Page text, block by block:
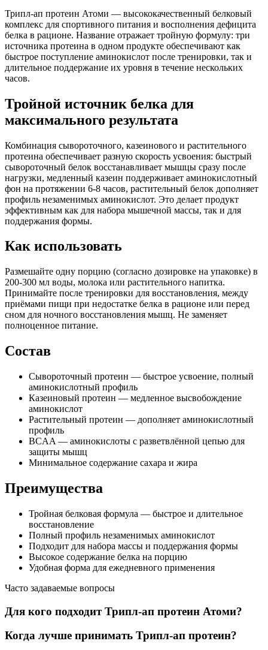
Трипл-ап протеин Атоми — высококачественный белковый
комплекс для спортивного питания и восполнения дефицита
белка в рационе. Название отражает тройную формулу: три
источника протеина в одном продукте обеспечивают как
быстрое поступление аминокислот после тренировки, так и
длительное поддержание их уровня в течение нескольких
часов.
Тройной источник белка для
максимального результата
Комбинация сывороточного, казеинового и растительного
протеина обеспечивает разную скорость усвоения: быстрый
сывороточный белок восстанавливает мышцы сразу после
нагрузки, медленный казеин поддерживает аминокислотный
фон на протяжении 6-8 часов, растительный белок дополняет
профиль незаменимых аминокислот. Это делает продукт
эффективным как для набора мышечной массы, так и для
поддержания формы.
Как использовать
Размешайте одну порцию (согласно дозировке на упаковке) в
200-300 мл воды, молока или растительного напитка.
Принимайте после тренировки для восстановления, между
приёмами пищи при недостатке белка в рационе или перед
сном для ночного восстановления мышц. Не заменяет
полноценное питание.
Состав
Сывороточный протеин — быстрое усвоение, полный
аминокислотный профиль
Казеиновый протеин — медленное высвобождение
аминокислот
Растительный протеин — дополняет аминокислотный
профиль
BCAA — аминокислоты с разветвлённой цепью для
защиты мышц
Минимальное содержание сахара и жира
Преимущества
Тройная белковая формула — быстрое и длительное
восстановление
Полный профиль незаменимых аминокислот
Подходит для набора массы и поддержания формы
Высокое содержание белка на порцию
Удобная форма для ежедневного применения
Часто задаваемые вопросы
Для кого подходит Трипл-ап протеин Атоми?
Когда лучше принимать Трипл-ап протеин?